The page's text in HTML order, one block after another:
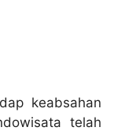
keabsahan
telah